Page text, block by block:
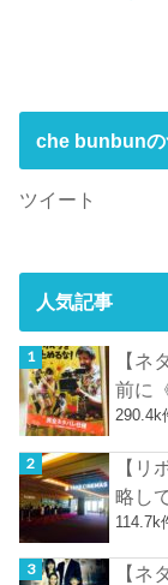
che bunbunの
ツイート
人気記事
【ネ
前に
290.4k
【リ
略し
114.7k
【ネ